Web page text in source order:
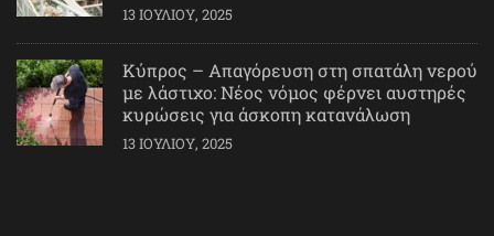
13 ΙΟΥΛΊΟΥ, 2025
Κύπρος – Απαγόρευση στη σπατάλη νερού
με λάστιχο: Νέος νόμος φέρνει αυστηρές
κυρώσεις για άσκοπη κατανάλωση
13 ΙΟΥΛΊΟΥ, 2025